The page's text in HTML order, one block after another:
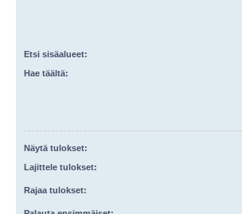
Etsi sisäalueet:
Hae täältä:
Näytä tulokset:
Lajittele tulokset:
Rajaa tulokset: